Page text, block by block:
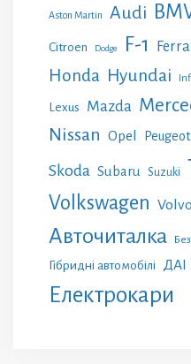
Aston Martin Audi
Citroen Dodge F-1
Honda Hyundai
Lexus Mazda
Nissan Opel Peugeot
Skoda Subaru Suzuki
Volkswagen Volvo
Авточиталка
Гібридні автомобілі ДАІ
Електрокари